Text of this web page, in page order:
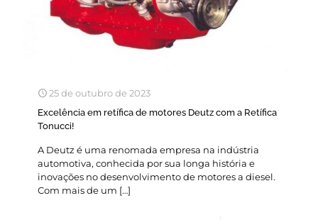
25 de outubro de 2023
Excelência em retífica de motores Deutz com a Retífica
Tonucci!
A Deutz é uma renomada empresa na indústria
automotiva, conhecida por sua longa história e
inovações no desenvolvimento de motores a diesel.
Com mais de um […]